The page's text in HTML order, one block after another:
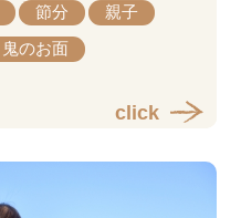
節分
親子
鬼のお面
click